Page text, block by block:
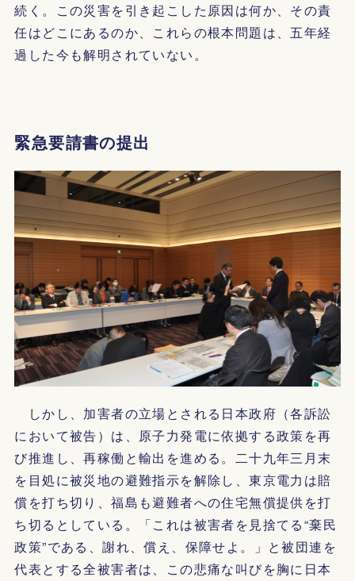
続く。この災害を引き起こした原因は何か、その責
任はどこにあるのか、これらの根本問題は、五年経
過した今も解明されていない。
緊急要請書の提出
しかし、加害者の立場とされる日本政府（各訴訟
において被告）は、原子力発電に依拠する政策を再
び推進し、再稼働と輸出を進める。二十九年三月末
を目処に被災地の避難指示を解除し、東京電力は賠
償を打ち切り、福島も避難者への住宅無償提供を打
ち切るとしている。「これは被害者を見捨てる“棄民
政策”である、謝れ、償え、保障せよ。」と被団連を
代表とする全被害者は、この悲痛な叫びを胸に日本